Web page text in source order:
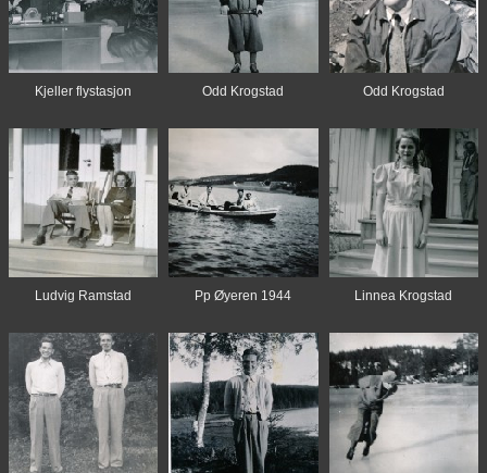
Kjeller flystasjon Odd Krogstad Odd Krogstad
Ludvig Ramstad Pp Øyeren 1944 Linnea Krogstad